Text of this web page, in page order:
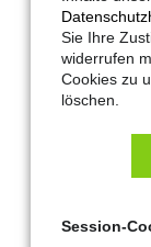
Download:
LV-Text:
Sie Ihre
widerrufen
Cookies zu
löschen.
Session-